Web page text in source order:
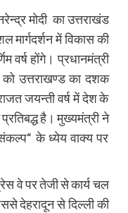
मोदी का उत्तराखंड
में विकास की
वर्ष होंगे। प्रधानमंत्री
उत्तराखण्ड का दशक
जयन्ती वर्ष में देश के
है। मुख्यमंत्री ने
के ध्येय वाक्य पर
वे पर तेजी से कार्य चल
देहरादून से दिल्ली की